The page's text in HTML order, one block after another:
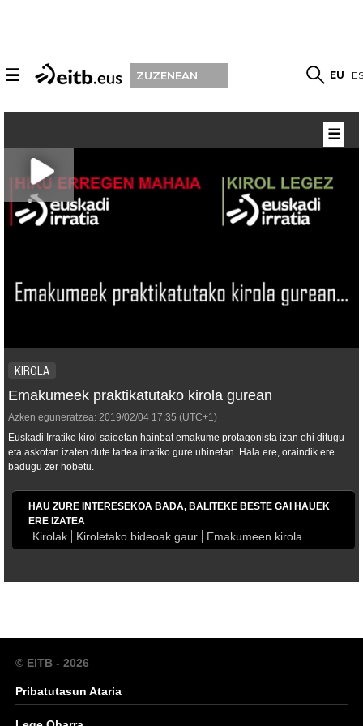
☰ ZUZENEAN EU
KIROLA
Emakumeek praktikatutako kirola gurean
Azken eguneratzea: 2019/02/04 17:35 (UTC+1)
Euskadi Irratiko kirol saioetan hainbat emakume protagonista izan ohi ditugu
eta askotan izaten dute tartea irratiko gure uhinetan. Hala ere, oraindik ere
badugu zer hobetu.
HAU ZURE INTERESEKOA BADA, BALITEKE BESTE GAI HAUEK
ERE IZATEA
Kirolak Kiroletako bideoak gaur Emakumeen kirola
☰
© EITB - 2026
Pribatutasun Ataria